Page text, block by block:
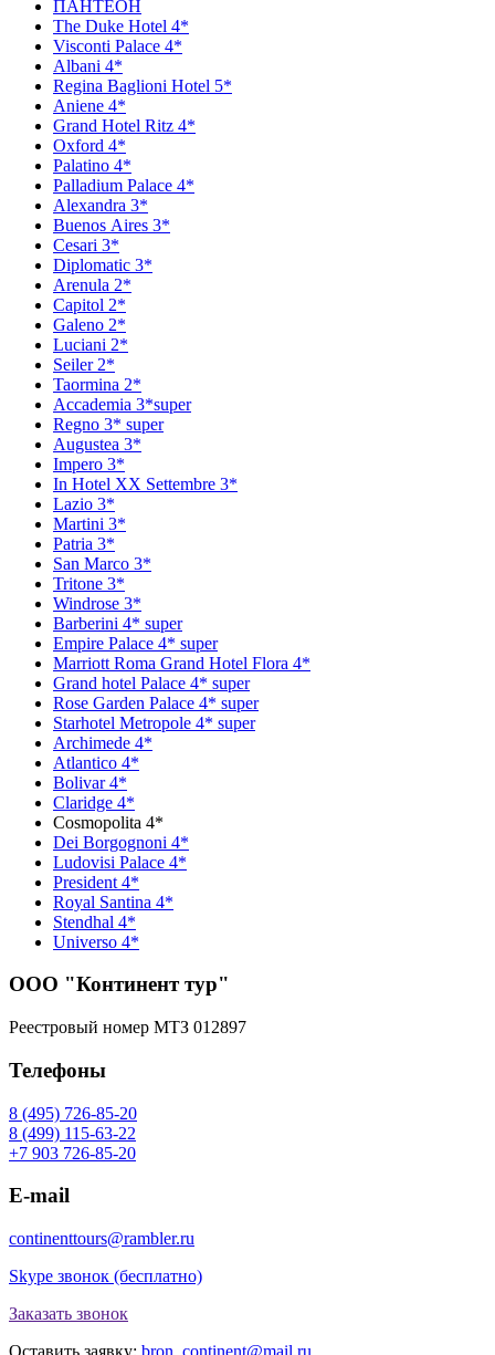
ПАНТЕОН
The Duke Hotel 4*
Visconti Palace 4*
Аlbani 4*
Regina Baglioni Hotel 5*
Aniene 4*
Grand Hotel Ritz 4*
Oxford 4*
Рalatino 4*
Рalladium Рalace 4*
Аlexandra 3*
Вuenos Аires 3*
Сesari 3*
Diplomatic 3*
Arenula 2*
Capitol 2*
Galeno 2*
Luciani 2*
Seiler 2*
Taormina 2*
Accademia 3*super
Regno 3* super
Augustea 3*
Impero 3*
In Hotel XX Settembre 3*
Lazio 3*
Martini 3*
Patria 3*
San Marco 3*
Tritone 3*
Windrose 3*
Barberini 4* super
Empire Palace 4* super
Marriott Roma Grand Hotel Flora 4*
Grand hotel Palace 4* super
Rose Garden Palace 4* super
Starhotel Metropole 4* super
Archimede 4*
Atlantico 4*
Bolivar 4*
Claridge 4*
Cosmopolita 4*
Dei Borgognoni 4*
Ludovisi Palace 4*
President 4*
Royal Santina 4*
Stendhal 4*
Universo 4*
ООО "Континент тур"
Реестровый номер МТЗ 012897
Телефоны
8 (495) 726-85-20
8 (499) 115-63-22
+7 903 726-85-20
E-mail
continenttours@rambler.ru
Skype звонок (бесплатно)
Заказать звонок
Оставить заявку: bron_continent@mail.ru